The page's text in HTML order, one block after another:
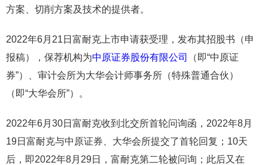
方案、切削方案及技术的提供者。
2022年6月21日富耐克上市申请获受理，发布其招股书（申
报稿），保荐机构为中原证券股份有限公司
（即“中原证
券”）、审计会所为大华会计师事务所（特殊普通合伙）
（即“大华会所”）。
2022年6月30日富耐克收到北交所首轮问询函，2022年8月
19日富耐克与中原证券、大华会所提交了首轮回复；10天
后，即2022年8月29日，富耐克第二轮被问询；此后又在